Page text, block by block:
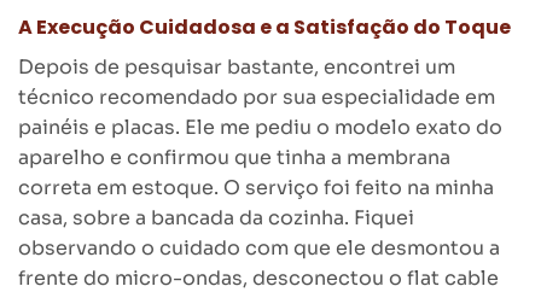
A Execução Cuidadosa e a Satisfação do Toque
Depois de pesquisar bastante, encontrei um
técnico recomendado por sua especialidade em
painéis e placas. Ele me pediu o modelo exato do
aparelho e confirmou que tinha a membrana
correta em estoque. O serviço foi feito na minha
casa, sobre a bancada da cozinha. Fiquei
observando o cuidado com que ele desmontou a
frente do micro-ondas, desconectou o flat cable